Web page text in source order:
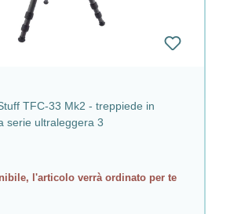
TFC-33 Mk2 - treppiede in
serie ultraleggera 3
l'articolo verrà ordinato per te